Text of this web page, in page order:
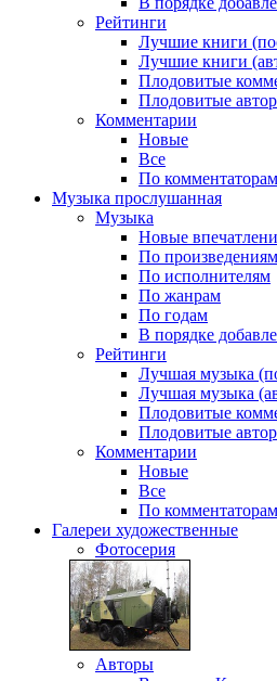
Рейтинги
Лучшие книги
Лучшие книги
Плодовитые
Плодовитые
Комментарии
Новые
Все
По комментаторам
Музыка прослушанная
Музыка
Новые
По произведениям
По исполнителям
По жанрам
По годам
В порядке
Рейтинги
Лучшая музыка
Лучшая музыка
Плодовитые
Плодовитые
Комментарии
Новые
Все
По комментаторам
Галереи художественные
Фотосерия
Авторы